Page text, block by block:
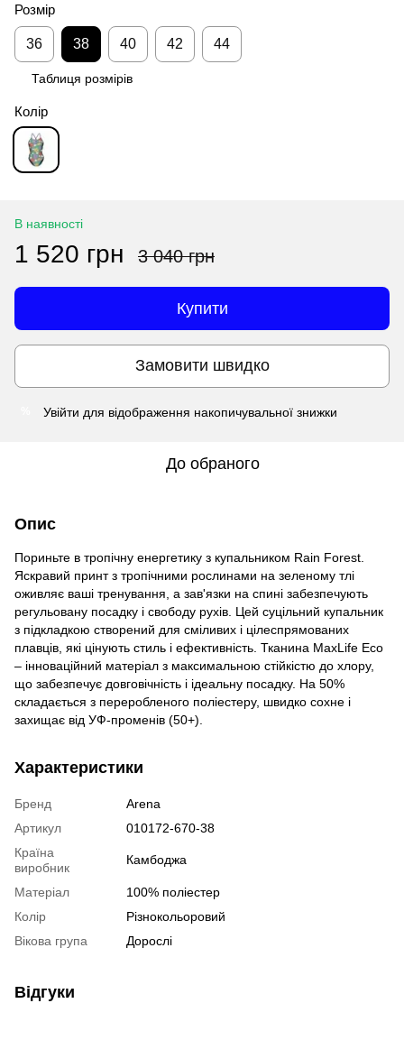
Розмір
36 38 40 42 44
Таблиця розмірів
Колір
В наявності
1 520 грн 3 040 грн
Купити
Замовити швидко
Увійти для відображення накопичувальної знижки
До обраного
Опис
Пориньте в тропічну енергетику з купальником Rain Forest.
Яскравий принт з тропічними рослинами на зеленому тлі
оживляє ваші тренування, а зав'язки на спині забезпечують
регульовану посадку і свободу рухів. Цей суцільний купальник
з підкладкою створений для сміливих і цілеспрямованих
плавців, які цінують стиль і ефективність. Тканина MaxLife Eco
– інноваційний матеріал з максимальною стійкістю до хлору,
що забезпечує довговічність і ідеальну посадку. На 50%
складається з переробленого поліестеру, швидко сохне і
захищає від УФ-променів (50+).
Характеристики
Бренд
Arena
Артикул
010172-670-38
Країна
виробник
Камбоджа
Матеріал
100% поліестер
Колір
Різнокольоровий
Вікова група
Дорослі
Відгуки